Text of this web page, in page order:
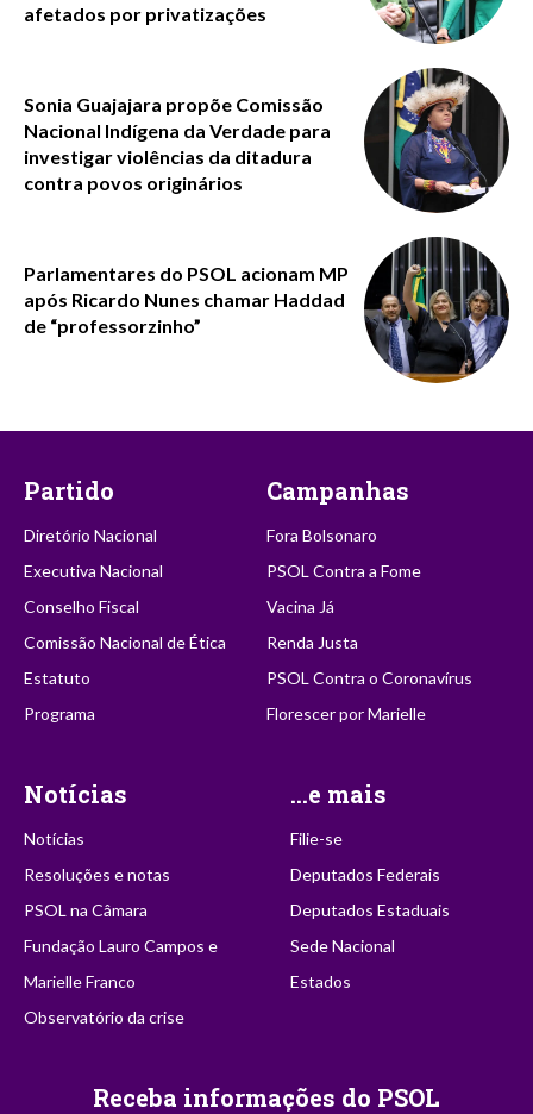
afetados por privatizações
Sonia Guajajara propõe Comissão
Nacional Indígena da Verdade para
investigar violências da ditadura
contra povos originários
Parlamentares do PSOL acionam MP
após Ricardo Nunes chamar Haddad
de “professorzinho”
Partido
Diretório Nacional
Executiva Nacional
Conselho Fiscal
Comissão Nacional de Ética
Estatuto
Programa
Campanhas
Fora Bolsonaro
PSOL Contra a Fome
Vacina Já
Renda Justa
PSOL Contra o Coronavírus
Florescer por Marielle
Notícias
Notícias
Resoluções e notas
PSOL na Câmara
Fundação Lauro Campos e
Marielle Franco
Observatório da crise
...e mais
Filie-se
Deputados Federais
Deputados Estaduais
Sede Nacional
Estados
Receba informações do PSOL